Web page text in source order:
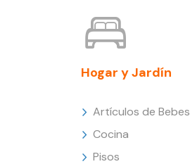
Hogar y Jardín
Artículos de Bebes
Cocina
Pisos